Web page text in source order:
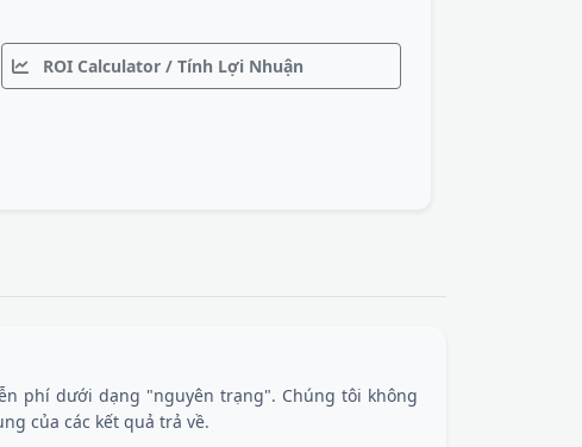
ROI Calculator / Tính Lợi Nhuận
phí dưới dạng "nguyên trạng". Chúng tôi không
của các kết quả trả về.